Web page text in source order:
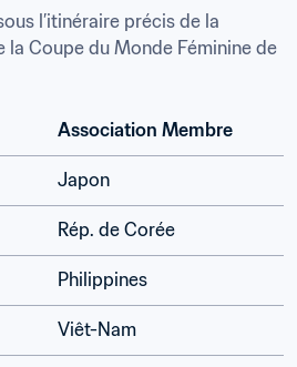
l’itinéraire précis de la
la Coupe du Monde Féminine de
Association Membre
Japon
Rép. de Corée
Philippines
Viêt-Nam